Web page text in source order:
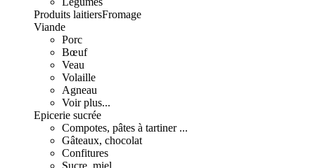
Produits laitiersFromage
Viande
Porc
Bœuf
Veau
Volaille
Agneau
Voir plus...
Epicerie sucrée
Compotes, pâtes à tartiner ...
Gâteaux, chocolat
Confitures
Sucre, miel